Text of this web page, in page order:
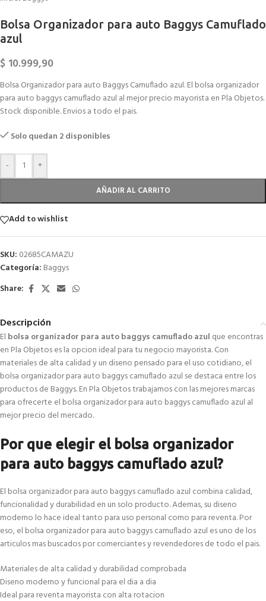
Bolsa Organizador para auto Baggys Camuflado
azul
$ 10.999,90
Bolsa Organizador para auto Baggys Camuflado azul. El bolsa organizador
para auto baggys camuflado azul al mejor precio mayorista en Pla Objetos.
Stock disponible. Envios a todo el pais.
Solo quedan 2 disponibles
- +
AÑADIR AL CARRITO
Add to wishlist
SKU: 02685CAMAZU
Categoría: Baggys
Share:
Descripción
El bolsa organizador para auto baggys camuflado azul que encontras
en Pla Objetos es la opcion ideal para tu negocio mayorista. Con
materiales de alta calidad y un diseno pensado para el uso cotidiano, el
bolsa organizador para auto baggys camuflado azul se destaca entre los
productos de Baggys. En Pla Objetos trabajamos con las mejores marcas
para ofrecerte el bolsa organizador para auto baggys camuflado azul al
mejor precio del mercado.
Por que elegir el bolsa organizador
para auto baggys camuflado azul?
El bolsa organizador para auto baggys camuflado azul combina calidad,
funcionalidad y durabilidad en un solo producto. Ademas, su diseno
moderno lo hace ideal tanto para uso personal como para reventa. Por
eso, el bolsa organizador para auto baggys camuflado azul es uno de los
articulos mas buscados por comerciantes y revendedores de todo el pais.
Materiales de alta calidad y durabilidad comprobada
Diseno moderno y funcional para el dia a dia
Ideal para reventa mayorista con alta rotacion